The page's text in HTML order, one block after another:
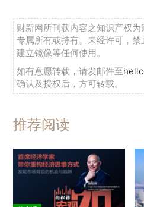
财新网所刊载内容之知识产权
专属所有或持有。未经许可，
建立镜像等任何使用。
如有意愿转载，请发邮件至
确认及授权后，方可转载。
推荐阅读